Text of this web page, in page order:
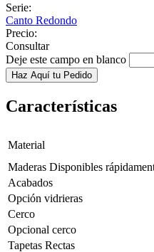
Serie:
Canto Redondo
Precio:
Consultar
Deje este campo en blanco
Características
Material
Maderas Disponibles
Acabados
Opción vidrieras
Cerco
Opcional cerco
Tapetas Rectas